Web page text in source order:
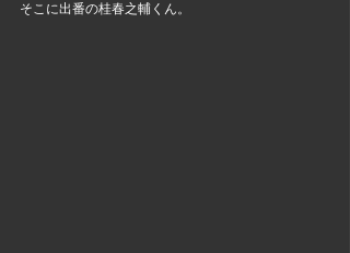
そこに出番の桂春之輔くん。